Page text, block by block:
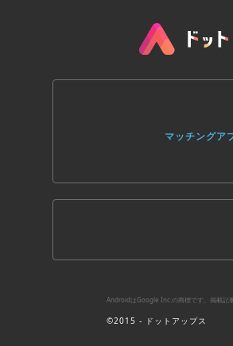
マッチングア
AndroidはGoogle Inc.の商標です。掲載記
©2015 - ドットアップス